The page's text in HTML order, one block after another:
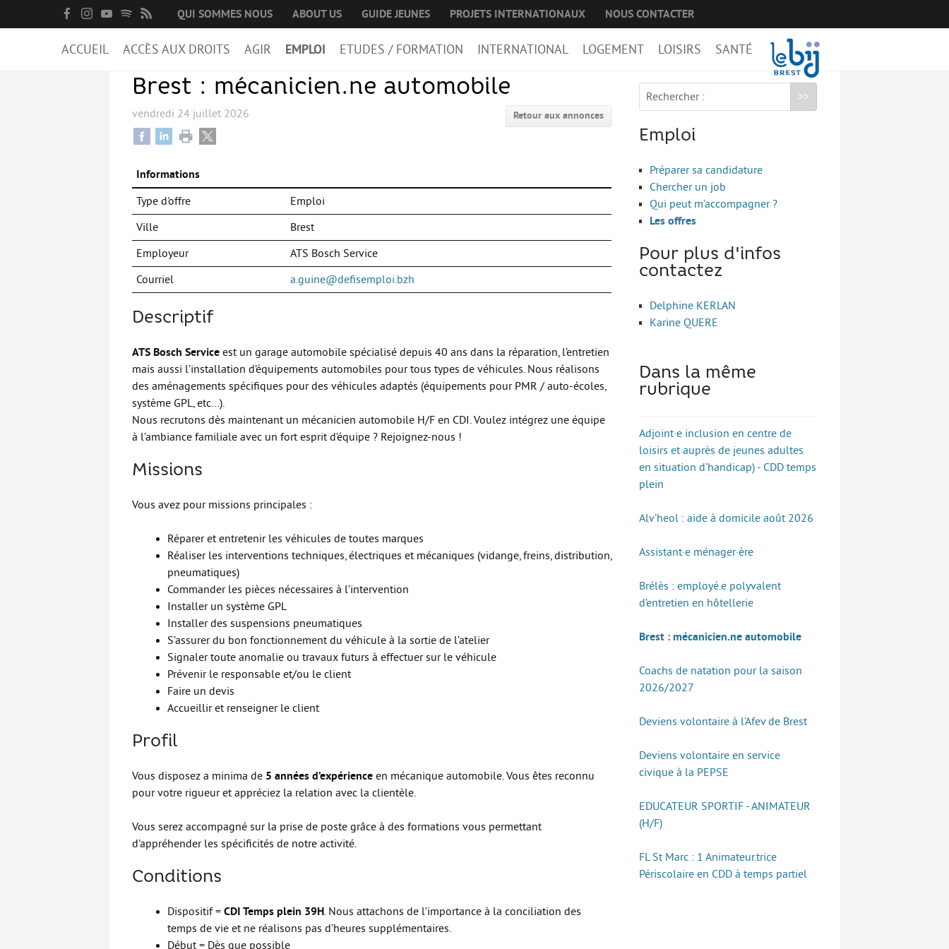
QUI SOMMES NOUS ABOUT US GUIDE JEUNES PROJETS INTERNATIONAUX NOUS CONTACTER
ACCUEIL ACCÈS AUX DROITS AGIR EMPLOI ETUDES / FORMATION INTERNATIONAL LOGEMENT LOISIRS SANTÉ
Brest : mécanicien.ne automobile
Retour aux annonces
vendredi 24 juillet 2026
Informations
Type d'offre Emploi
Ville Brest
Employeur ATS Bosch Service
Courriel a.guine@defisemploi.bzh
Descriptif
ATS Bosch Service est un garage automobile spécialisé depuis 40 ans dans la réparation, l’entretien
mais aussi l’installation d’équipements automobiles pour tous types de véhicules. Nous réalisons
des aménagements spécifiques pour des véhicules adaptés (équipements pour PMR / auto-écoles,
système GPL, etc…).
Nous recrutons dès maintenant un mécanicien automobile H/F en CDI. Voulez intégrez une équipe
à l’ambiance familiale avec un fort esprit d’équipe ? Rejoignez-nous !
Missions
Vous avez pour missions principales :
Réparer et entretenir les véhicules de toutes marques
Réaliser les interventions techniques, électriques et mécaniques (vidange, freins, distribution,
pneumatiques)
Commander les pièces nécessaires à l’intervention
Installer un système GPL
Installer des suspensions pneumatiques
S’assurer du bon fonctionnement du véhicule à la sortie de l’atelier
Signaler toute anomalie ou travaux futurs à effectuer sur le véhicule
Prévenir le responsable et/ou le client
Faire un devis
Accueillir et renseigner le client
Profil
Vous disposez a minima de 5 années d’expérience en mécanique automobile. Vous êtes reconnu
pour votre rigueur et appréciez la relation avec la clientèle.
Vous serez accompagné sur la prise de poste grâce à des formations vous permettant
d’appréhender les spécificités de notre activité.
Conditions
Dispositif = CDI Temps plein 39H. Nous attachons de l’importance à la conciliation des
temps de vie et ne réalisons pas d’heures supplémentaires.
Début = Dès que possible
Rechercher :
Emploi
Préparer sa candidature
Chercher un job
Qui peut m’accompagner ?
Les offres
Pour plus d'infos
contactez
Delphine KERLAN
Karine QUERE
Dans la même
rubrique
Adjoint·e inclusion en centre de
loisirs et auprès de jeunes adultes
en situation d’handicap) - CDD temps
plein
Alv’heol : aide à domicile août 2026
Assistant·e ménager·ère
Brélès : employé.e polyvalent
d’entretien en hôtellerie
Brest : mécanicien.ne automobile
Coachs de natation pour la saison
2026/2027
Deviens volontaire à l’Afev de Brest
Deviens volontaire en service
civique à la PEPSE
EDUCATEUR SPORTIF - ANIMATEUR
(H/F)
FL St Marc : 1 Animateur.trice
Périscolaire en CDD à temps partiel